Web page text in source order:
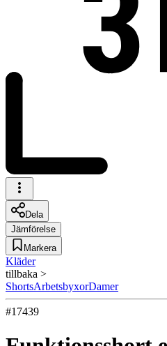
Dela
Jämförelse
Markera
Kläder
tillbaka >
ShortsArbetsbyxorDamer
#17439